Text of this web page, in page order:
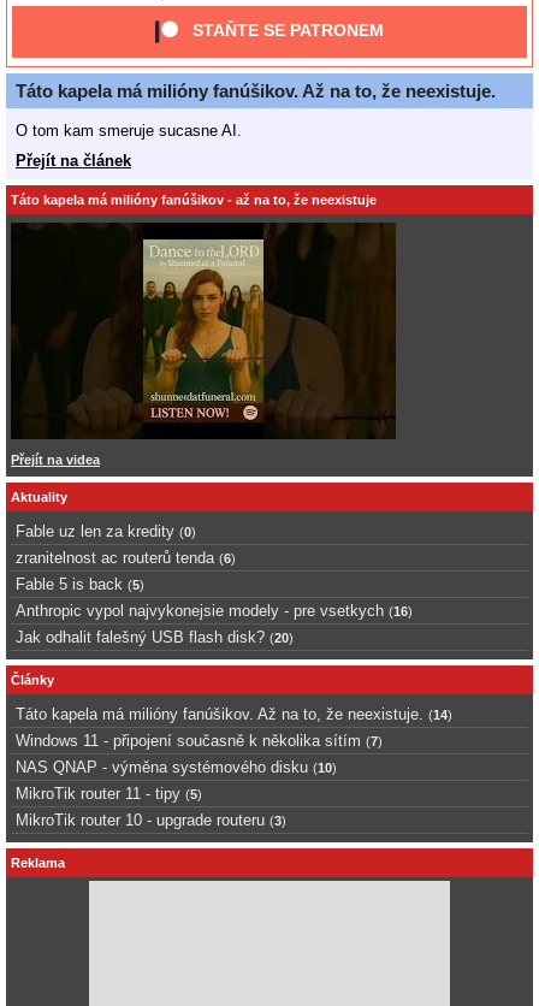
STAŇTE SE PATRONEM
Táto kapela má milióny fanúšikov. Až na to, že neexistuje.
O tom kam smeruje sucasne AI.
Přejít na článek
Táto kapela má milióny fanúšikov - až na to, že neexistuje
Přejít na videa
Aktuality
Fable uz len za kredity (0)
zranitelnost ac routerů tenda (6)
Fable 5 is back (5)
Anthropic vypol najvykonejsie modely - pre vsetkych (16)
Jak odhalit falešný USB flash disk? (20)
Články
Táto kapela má milióny fanúšikov. Až na to, že neexistuje. (14)
Windows 11 - připojení současně k několika sítím (7)
NAS QNAP - výměna systémového disku (10)
MikroTik router 11 - tipy (5)
MikroTik router 10 - upgrade routeru (3)
Reklama